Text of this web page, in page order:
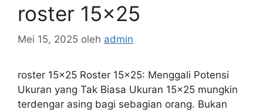
roster 15×25
Mei 15, 2025 oleh admin
roster 15×25 Roster 15×25: Menggali Potensi
Ukuran yang Tak Biasa Ukuran 15×25 mungkin
terdengar asing bagi sebagian orang. Bukan